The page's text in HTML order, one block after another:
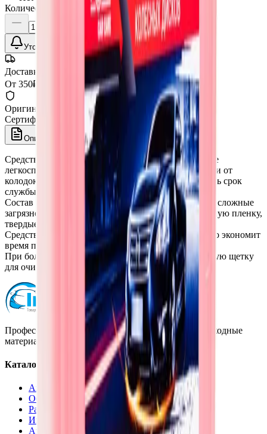
Количество:
Уточнить наличие
Доставка СДЭК
От 350₽ по России
Оригинал 100%
Сертифицированный товар
Описание
Средство для очистки колесных дисков, в том числе
легкосплавных, от дорожной грязи, тормозной пыли от
колодок и прочих загрязнений. Позволяет сохранить срок
службы и оригинальный блеск колесного диска.
Состав Wheel Dust Cleaner позволяет удалять самые сложные
загрязнения, такие как, асфальтную крошку, битумную пленку,
твердые отложения на тормозах, пятна смолы и пр.
Средство имеет минимальный расход и значительно экономит
время при очистке дисков.
При большом слое нагара, использовать специальную щетку
для очистки дисков или губку.
Профессиональная автохимия, оборудование и расходные
материалы для детейлинга.
Каталог
Автохимия
Оборудование
Расходные материалы
Инструменты
Аксессуары